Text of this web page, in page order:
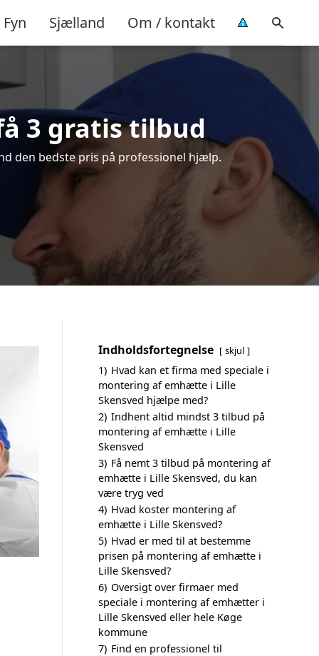
Fyn Sjælland Om / kontakt
3 gratis tilbud
den bedste pris på professionel hjælp.
Indholdsfortegnelse skjul
1) Hvad kan et firma med speciale i
montering af emhætte i Lille
Skensved hjælpe med?
2) Indhent altid mindst 3 tilbud på
montering af emhætte i Lille
Skensved
3) Få nemt 3 tilbud på montering af
emhætte i Lille Skensved, du kan
være tryg ved
4) Hvad koster montering af
emhætte i Lille Skensved?
5) Hvad er med til at bestemme
prisen på montering af emhætte i
Lille Skensved?
6) Oversigt over firmaer med
speciale i montering af emhætter i
Lille Skensved eller hele Køge
kommune
7) Find en professionel til